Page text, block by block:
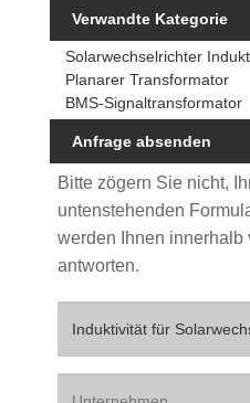
Verwandte Kategorie
Solarwechselrichter
Planarer Transformator
BMS-Signaltransformator
Anfrage absenden
Bitte zögern Sie nicht,
untenstehenden
werden Ihnen innerhalb
antworten.